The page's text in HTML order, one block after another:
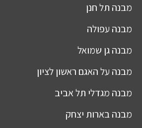
מבנה תל חנן
מבנה עפולה
מבנהגן שמואל
מבנה על האגם ראשון לציון
מבנה מגדלי תל אביב
מבנהבארות יצחק